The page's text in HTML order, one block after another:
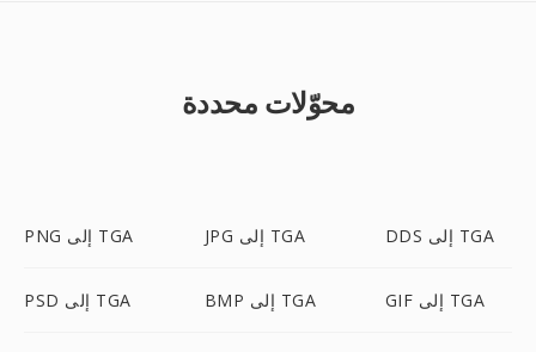
محوّلات محددة
PNG إلى TGA JPG إلى TGA DDS إلى TGA
PSD إلى TGA BMP إلى TGA GIF إلى TGA